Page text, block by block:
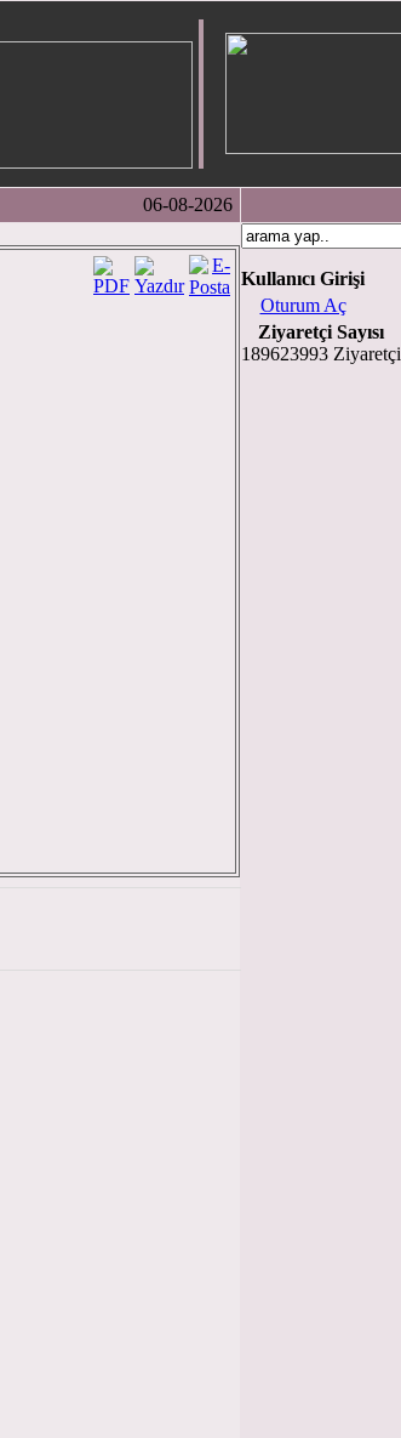
06-08-2026
Kullanıcı Girişi
Oturum Aç
Ziyaretçi Sayısı
189623993 Ziyaretçi